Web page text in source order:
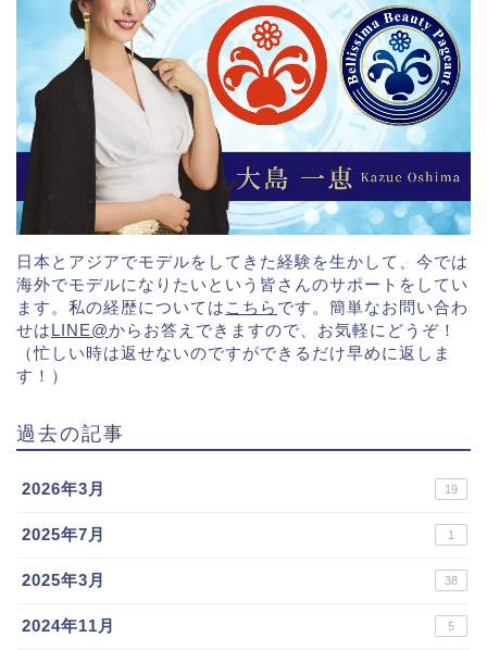
日本とアジアでモデルをしてきた経験を生かして、今では
海外でモデルになりたいという皆さんのサポートをしてい
ます。私の経歴については こちら です。簡単なお問い合わ
せはLINE@からお答えできますので、お気軽にどうぞ！
（忙しい時は返せないのですができるだけ早めに返しま
す！）
過去の記事
2026年3月 19
2025年7月 1
2025年3月 38
2024年11月 5